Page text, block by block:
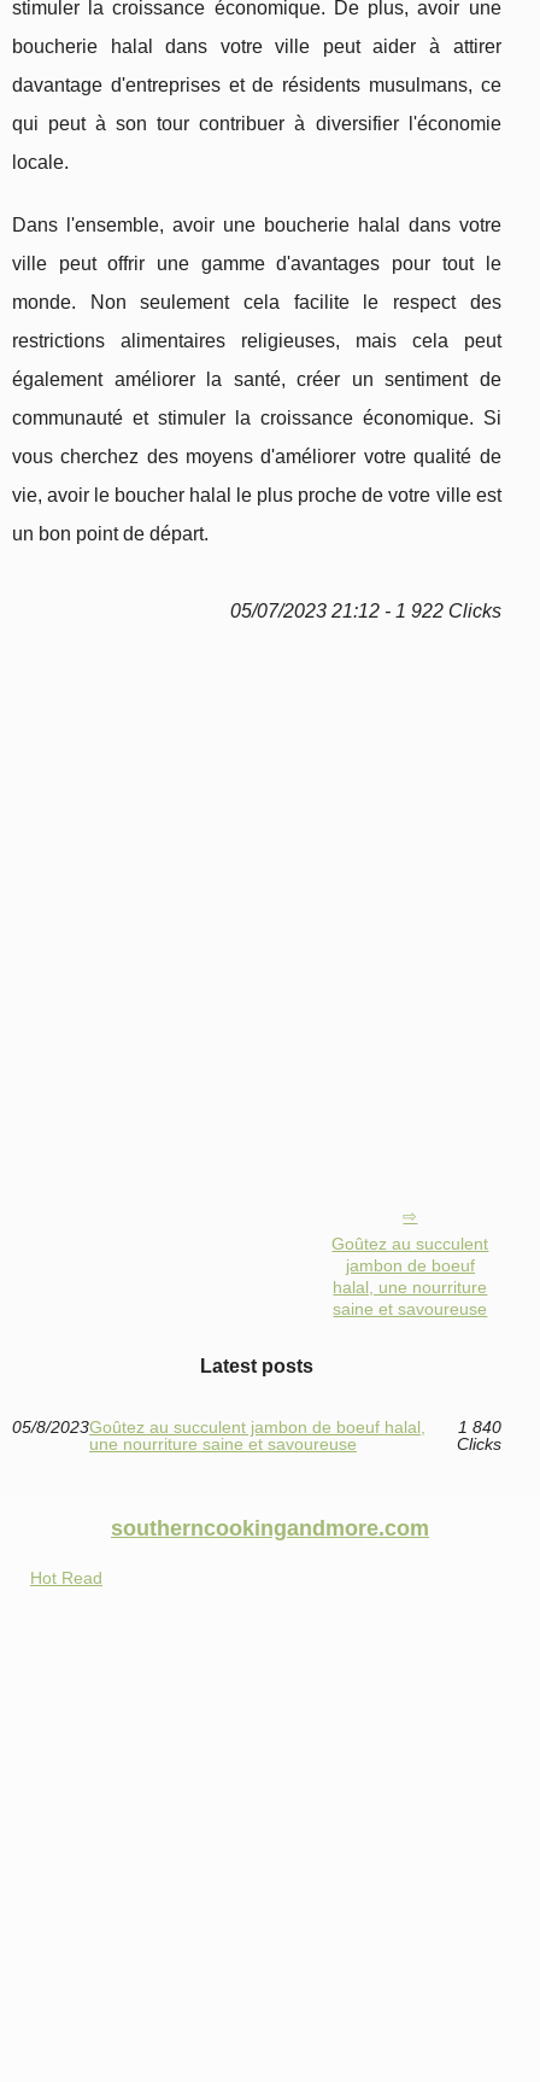
stimuler la croissance économique. De plus, avoir une
boucherie halal dans votre ville peut aider à attirer
davantage d'entreprises et de résidents musulmans, ce
qui peut à son tour contribuer à diversifier l'économie
locale.
Dans l'ensemble, avoir une boucherie halal dans votre
ville peut offrir une gamme d'avantages pour tout le
monde. Non seulement cela facilite le respect des
restrictions alimentaires religieuses, mais cela peut
également améliorer la santé, créer un sentiment de
communauté et stimuler la croissance économique. Si
vous cherchez des moyens d'améliorer votre qualité de
vie, avoir le boucher halal le plus proche de votre ville est
un bon point de départ.
05/07/2023 21:12 - 1 922 Clicks
Goûtez au succulent
jambon de boeuf
halal, une nourriture
saine et savoureuse
Latest posts
05/8/2023Goûtez au succulent jambon de boeuf halal,
une nourriture saine et savoureuse
1 840
Clicks
southerncookingandmore.com
Hot Read